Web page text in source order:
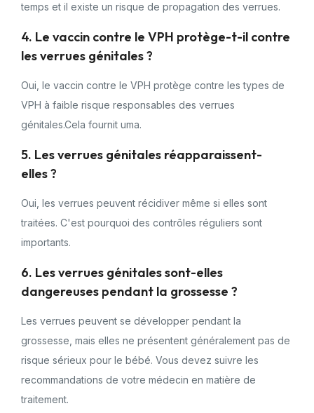
temps et il existe un risque de propagation des verrues.
4. Le vaccin contre le VPH protège-t-il contre
les verrues génitales ?
Oui, le vaccin contre le VPH protège contre les types de
VPH à faible risque responsables des verrues
génitales.Cela fournit uma.
5. Les verrues génitales réapparaissent-
elles ?
Oui, les verrues peuvent récidiver même si elles sont
traitées. C'est pourquoi des contrôles réguliers sont
importants.
6. Les verrues génitales sont-elles
dangereuses pendant la grossesse ?
Les verrues peuvent se développer pendant la
grossesse, mais elles ne présentent généralement pas de
risque sérieux pour le bébé. Vous devez suivre les
recommandations de votre médecin en matière de
traitement.